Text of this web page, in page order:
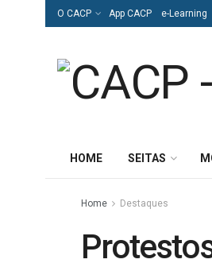
O CACP App CACP e-Learning
HOME SEITAS
Home Destaques